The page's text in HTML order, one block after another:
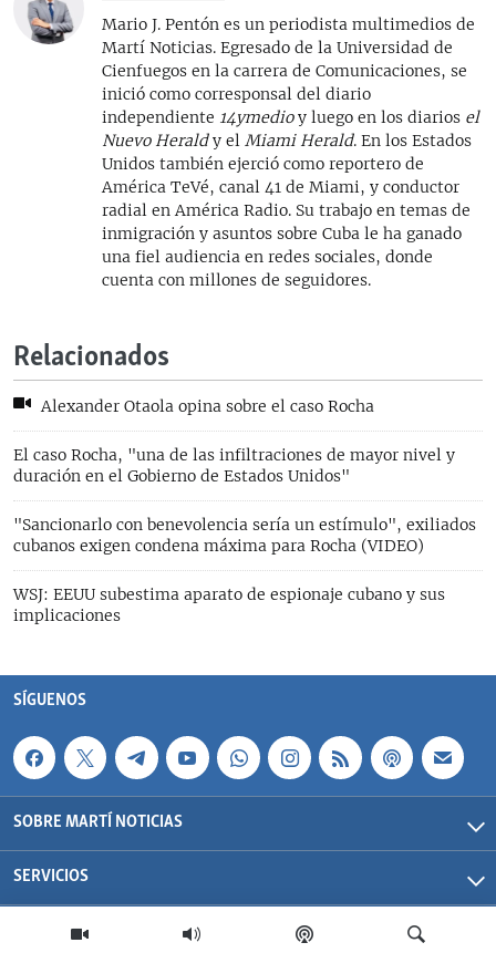
Mario J. Pentón es un periodista multimedios de
Martí Noticias. Egresado de la Universidad de
Cienfuegos en la carrera de Comunicaciones, se
inició como corresponsal del diario
independiente 14ymedioy luego en los diarios el
Nuevo Heraldy el Miami Herald. En los Estados
Unidos también ejerció como reportero de
América TeVé, canal 41 de Miami, y conductor
radial en América Radio. Su trabajo en temas de
inmigración y asuntos sobre Cuba le ha ganado
una fiel audiencia en redes sociales, donde
cuenta con millones de seguidores.
Relacionados
Alexander Otaola opina sobre el caso Rocha
El caso Rocha, "una de las infiltraciones de mayor nivel y
duración en el Gobierno de Estados Unidos"
"Sancionarlo con benevolencia sería un estímulo", exiliados
cubanos exigen condena máxima para Rocha (VIDEO)
WSJ: EEUU subestima aparato de espionaje cubano y sus
implicaciones
SÍGUENOS
SOBRE MARTÍ NOTICIAS
SERVICIOS
Martí Noticias| 2026 | OCB | Todos los derechos reservados.